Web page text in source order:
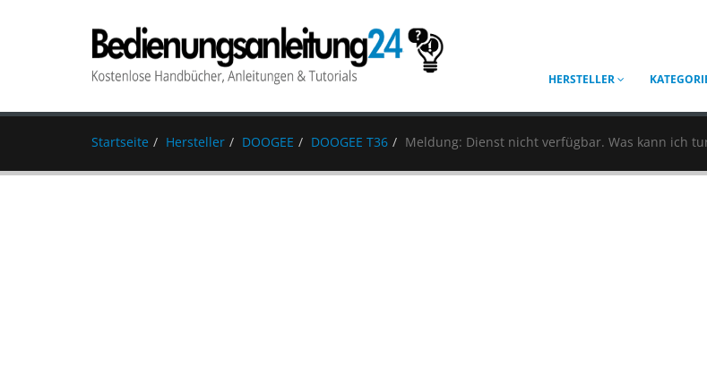
HERSTELLER
Startseite Hersteller DOOGEE DOOGEE T36 Meldung: Dienst nicht verfügbar. Was kann ich